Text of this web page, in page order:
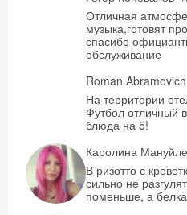
Отличная
музыка,готовят
спасибо
обслуживание
Roman Abramovich
На территории
Футбол отличный
блюда на 5!
Каролина
В ризотто с
сильно не
поменьше, а